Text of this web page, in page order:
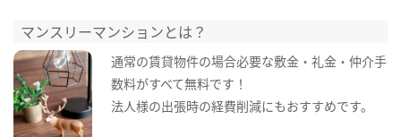
マンスリーマンションとは？
通常の賃貸物件の場合必要な敷金・礼金・仲介手
数料がすべて無料です！
法人様の出張時の経費削減にもおすすめです。